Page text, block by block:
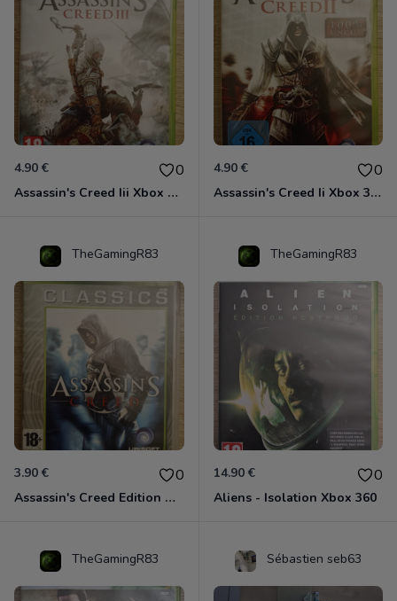
4.90 € 0
Assassin's Creed Iii Xbox 360
4.90 € 0
Assassin's Creed Ii Xbox 360
TheGamingR83
3.90 € 0
Assassin's Creed Edition Classics Xbox 360
TheGamingR83
14.90 € 0
Aliens - Isolation Xbox 360
TheGamingR83 Sébastien seb63